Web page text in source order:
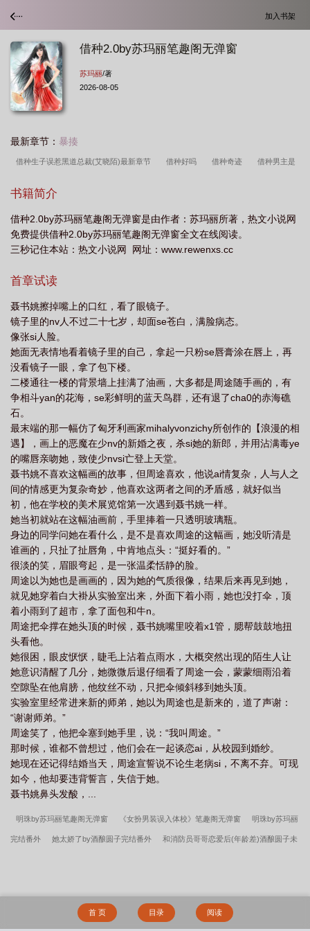
加入书架
借种2.0by苏玛丽笔趣阁无弹窗
苏玛丽/著
2026-08-05
最新章节： 暴揍
借种生子误惹黑道总裁(艾晓陌)最新章节 借种好吗 借种奇迹 借种男主是
书籍简介
借种2.0by苏玛丽笔趣阁无弹窗是由作者：苏玛丽所著，热文小说网
免费提供借种2.0by苏玛丽笔趣阁无弹窗全文在线阅读。
三秒记住本站：热文小说网 网址：www.rewenxs.cc
首章试读
聂书姚擦掉嘴上的口红，看了眼镜子。
镜子里的nv人不过二十七岁，却面se苍白，满脸病态。
像张si人脸。
她面无表情地看着镜子里的自己，拿起一只粉se唇膏涂在唇上，再
没看镜子一眼，拿了包下楼。
二楼通往一楼的背景墙上挂满了油画，大多都是周途随手画的，有
争相斗yan的花海，se彩鲜明的蓝天鸟群，还有退了cha0的赤海礁
石。
最末端的那一幅仿了匈牙利画家mihalyvonzichy所创作的【浪漫的相
遇】，画上的恶魔在少nv的新婚之夜，杀si她的新郎，并用沾满毒ye
的嘴唇亲吻她，致使少nvsi亡登上天堂。
聂书姚不喜欢这幅画的故事，但周途喜欢，他说ai情复杂，人与人之
间的情感更为复杂奇妙，他喜欢这两者之间的矛盾感，就好似当
初，他在学校的美术展览馆第一次遇到聂书姚一样。
她当初就站在这幅油画前，手里捧着一只透明玻璃瓶。
身边的同学问她在看什么，是不是喜欢周途的这幅画，她没听清是
谁画的，只扯了扯唇角，中肯地点头：“挺好看的。”
很淡的笑，眉眼弯起，是一张温柔恬静的脸。
周途以为她也是画画的，因为她的气质很像，结果后来再见到她，
就见她穿着白大褂从实验室出来，外面下着小雨，她也没打伞，顶
着小雨到了超市，拿了面包和牛n。
周途把伞撑在她头顶的时候，聂书姚嘴里咬着x1管，腮帮鼓鼓地扭
头看他。
她很困，眼皮恹恹，睫毛上沾着点雨水，大概突然出现的陌生人让
她意识清醒了几分，她微微后退仔细看了周途一会，蒙蒙细雨沿着
空隙坠在他肩膀，他纹丝不动，只把伞倾斜移到她头顶。
实验室里经常进来新的师弟，她以为周途也是新来的，道了声谢：
“谢谢师弟。”
周途笑了，他把伞塞到她手里，说：“我叫周途。”
那时候，谁都不曾想过，他们会在一起谈恋ai，从校园到婚纱。
她现在还记得结婚当天，周途宣誓说不论生老病si，不离不弃。可现
如今，他却要违背誓言，失信于她。
聂书姚鼻头发酸，...
明珠by苏玛丽笔趣阁无弹窗 《女扮男装误入体校》笔趣阁无弹窗 明珠by苏玛丽
完结番外 她太娇了by酒酿圆子完结番外 和消防员哥哥恋爱后(年龄差)酒酿圆子未
大人撩软了腿by酒酿圆子笔趣阁无弹窗 和消防员哥哥恋爱后(年龄差)酒酿圆子笔趣
首 页 目录 阅读